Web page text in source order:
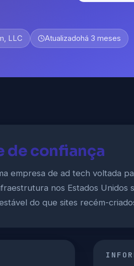
LLC Atualizadohá 3 meses
de confiança
empresa de ad tech voltada
nos Estados Unidos
do que sites recém-